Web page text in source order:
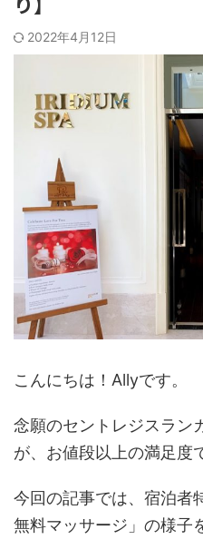
2022年4月12日
こんにちは！Allyです。
念願のセントレジスラン
が、お値段以上の満足度
今回の記事では、宿泊者
無料マッサージ」の様子